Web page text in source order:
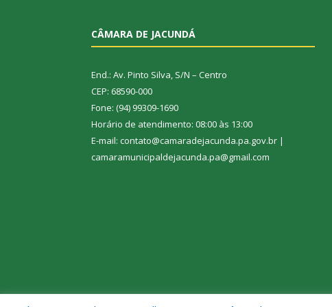
CÂMARA DE JACUNDÁ
End.: Av. Pinto Silva, S/N – Centro
CEP: 68590-000
Fone: (94) 99309-1690
Horário de atendimento: 08:00 às 13:00
E-mail: contato@camaradejacunda.pa.gov.br |
camaramunicipaldejacunda.pa@gmail.com